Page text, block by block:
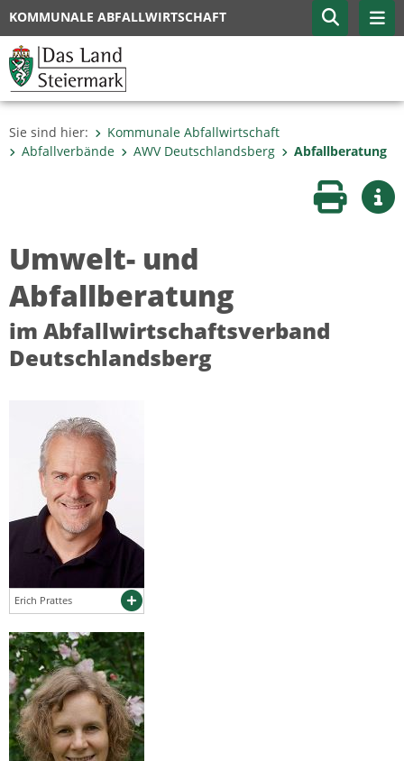
KOMMUNALE ABFALLWIRTSCHAFT
Sie sind hier:
Kommunale Abfallwirtschaft
Abfallverbände
AWV Deutschlandsberg Abfallberatung
Seite
Umwelt- und
Abfallberatung
im Abfallwirtschaftsverband
Deutschlandsberg
Erich Prattes